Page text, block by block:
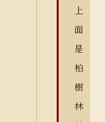
上
面
是
柏
樹
林